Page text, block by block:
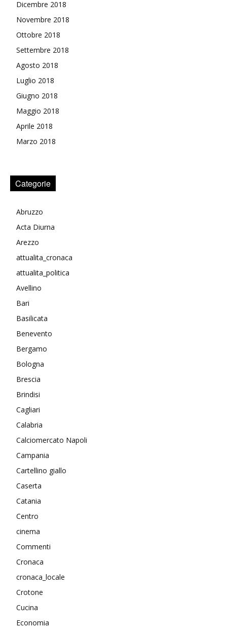
Dicembre 2018
Novembre 2018
Ottobre 2018
Settembre 2018
Agosto 2018
Luglio 2018
Giugno 2018
Maggio 2018
Aprile 2018
Marzo 2018
Categorie
Abruzzo
Acta Diurna
Arezzo
attualita_cronaca
attualita_politica
Avellino
Bari
Basilicata
Benevento
Bergamo
Bologna
Brescia
Brindisi
Cagliari
Calabria
Calciomercato Napoli
Campania
Cartellino giallo
Caserta
Catania
Centro
cinema
Commenti
Cronaca
cronaca_locale
Crotone
Cucina
Economia